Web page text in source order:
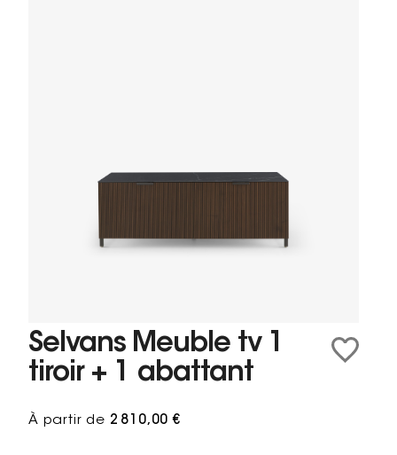
Selvans Meuble tv 1
tiroir + 1 abattant
À partir de 2 810,00 €